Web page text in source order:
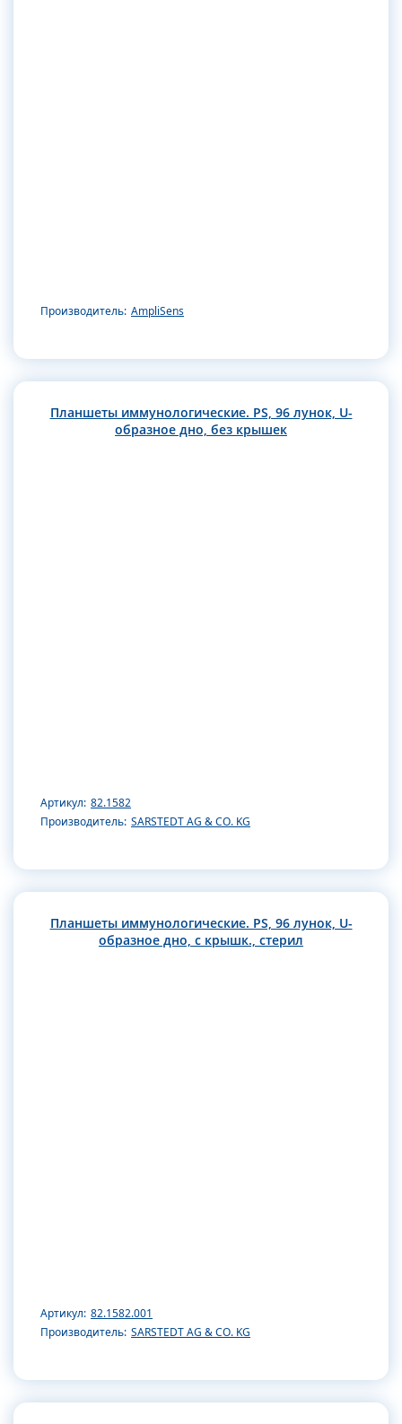
Производитель: AmpliSens
Планшеты иммунологические. PS, 96 лунок, U-
образное дно, без крышек
Артикул: 82.1582
Производитель: SARSTEDT AG & CO. KG
Планшеты иммунологические. PS, 96 лунок, U-
образное дно, с крышк., стерил
Артикул: 82.1582.001
Производитель: SARSTEDT AG & CO. KG